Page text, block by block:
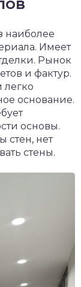
наиболее
Имеет
Рынок
и фактур.
легко
основание.
основы.
стен, нет
стены.